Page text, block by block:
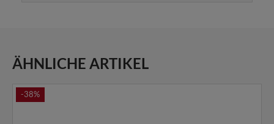
ÄHNLICHE ARTIKEL
-38%